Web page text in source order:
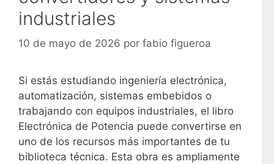
industriales
10 de mayo de 2026 por fabio figueroa
Si estás estudiando ingeniería electrónica,
automatización, sistemas embebidos o
trabajando con equipos industriales, el libro
Electrónica de Potencia puede convertirse en
uno de los recursos más importantes de tu
biblioteca técnica. Esta obra es ampliamente